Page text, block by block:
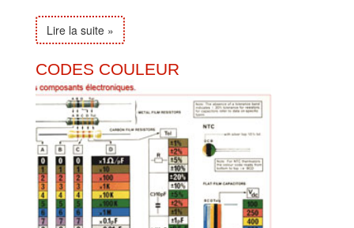
Lire la suite »
CODES COULEUR